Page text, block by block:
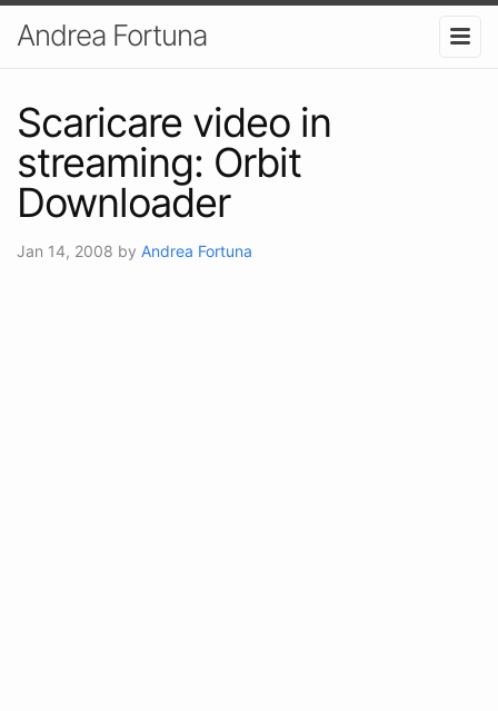
Andrea Fortuna
Scaricare video in
streaming: Orbit
Downloader
Jan 14, 2008 by Andrea Fortuna